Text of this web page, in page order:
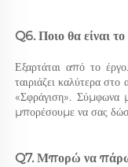
Εξαρτάται από το
ταιριάζει καλύτερα
«Σφράγιση». Σύμφωνα
μπορέσουμε να σας
Q7. Μπορώ να πάρω